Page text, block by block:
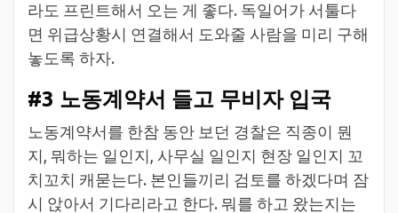
라도 프린트해서 오는 게 좋다. 독일어가 서툴다
면 위급상황시 연결해서 도와줄 사람을 미리 구해
놓도록 하자.
#3 노동계약서 들고 무비자 입국
노동계약서를 한참 동안 보던 경찰은 직종이 뭔
지, 뭐하는 일인지, 사무실 일인지 현장 일인지 꼬
치꼬치 캐묻는다. 본인들끼리 검토를 하겠다며 잠
시 앉아서 기다리라고 한다. 뭐를 하고 왔는지는